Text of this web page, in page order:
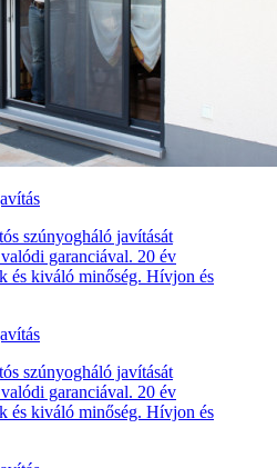
szúnyogháló javítását
garanciával. 20 év
és kiváló minőség. Hívjon és
szúnyogháló javítását
garanciával. 20 év
és kiváló minőség. Hívjon és